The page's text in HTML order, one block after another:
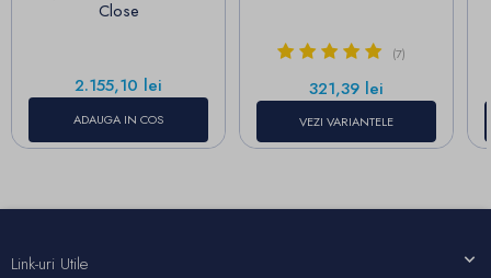
Close
Pret
2.155,10 lei
ADAUGA IN COS
(7)
Pret
321,39 lei
VEZI VARIANTELE
Link-uri Utile